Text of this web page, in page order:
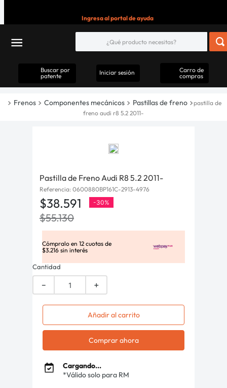
Ingresa al portal de ayuda
Buscar por
patente
Iniciar sesión
Carro de
compras
Frenos Componentes mecánicos Pastillas de freno
pastilla de
freno audi r8 5.2 2011-
Pastilla de Freno Audi R8 5.2 2011-
Referencia: 0600880BP161C-2913-4976
$38.591 -30%
$55.130
Cómpralo en 12 cuotas de
$3.216 sin interés
Cantidad
＋
－
Añadir al carrito
Comprar ahora
Cargando...
*Válido solo para RM